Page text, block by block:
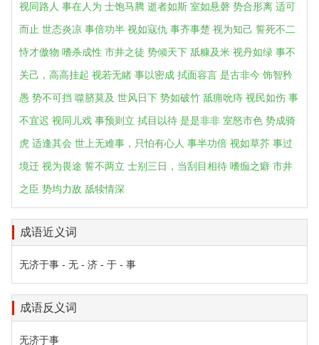
视同路人 事在人为 士饱马腾 逝者如斯 室如悬磬 势合形离 适可
而止 世态炎凉 事倍功半 视如寇仇 事齐事楚 视为知己 誓死不二
恃才傲物 嗜杀成性 市井之徒 势倾天下 舐糠及米 视丹如绿 事不
关己，高高挂起 视若无睹 事以密成 拭面容言 是古非今 饰智矜
愚 势不可挡 噬脐莫及 世风日下 势如破竹 舐痈吮痔 视民如伤 事
不宜迟 视同儿戏 事预则立 拭目以待 是是非非 室怒市色 势成骑
虎 适逢其会 世上无难事，只怕有心人 事半功倍 视如草芥 事过
境迁 视为畏途 誓不两立 士别三日，当刮目相待 嗜痂之癖 市井
之臣 势均力敌 舐犊情深
成语近义词
无济于事 - 无 - 济 - 于 - 事
成语反义词
无济于事